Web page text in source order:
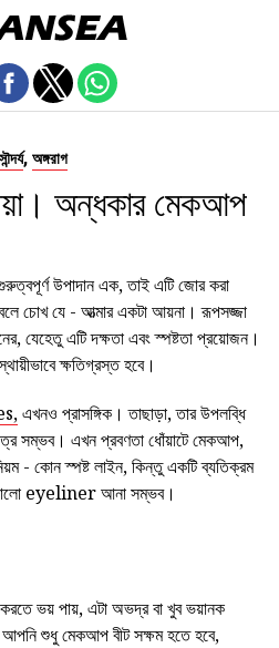
, অঙ্গরাগ
অন্ধকার মেকআপ
উপাদান এক, তাই এটি জোর করা
চোখ যে - আত্মার একটা আয়না। রূপসজ্জা
যেহেতু এটি দক্ষতা এবং স্পষ্টতা প্রয়োজন।
ক্ষতিগ্রস্ত হবে।
এখনও প্রাসঙ্গিক। তাছাড়া, তার উপলব্ধি
সম্ভব। এখন প্রবণতা ধোঁয়াটে মেকআপ,
- কোন স্পষ্ট লাইন, কিন্তু একটি ব্যতিক্রম
কালো eyeliner আনা সম্ভব।
করতে ভয় পায়, এটা অভদ্র বা খুব ভয়ানক
শুধু মেকআপ বীট সক্ষম হতে হবে,